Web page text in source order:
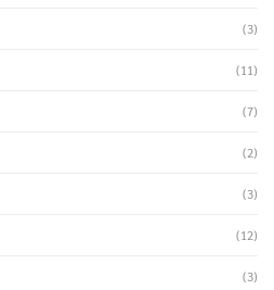
(3)
(11)
(7)
(2)
(3)
(12)
(3)